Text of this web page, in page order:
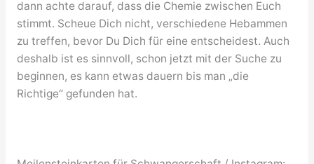
dann achte darauf, dass die Chemie zwischen Euch
stimmt. Scheue Dich nicht, verschiedene Hebammen
zu treffen, bevor Du Dich für eine entscheidest. Auch
deshalb ist es sinnvoll, schon jetzt mit der Suche zu
beginnen, es kann etwas dauern bis man „die
Richtige“ gefunden hat.